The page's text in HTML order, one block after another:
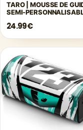
TARO | MOUSSE DE
SEMI-
24.99€